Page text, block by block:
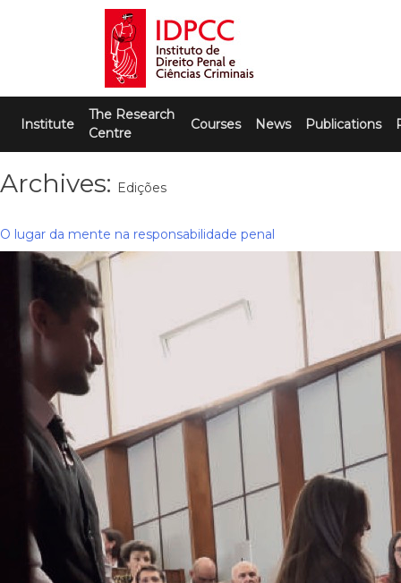
IDPCC
Instituto de Direito Penal e Ciências
Criminais
Institute
The Research
Centre
Courses News Publications
Archives: Edições
O lugar da mente na responsabilidade penal